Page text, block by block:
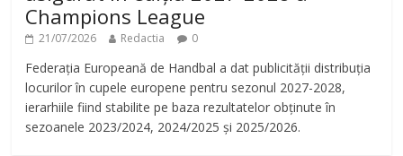
Champions League
21/07/2026 Redactia 0
Federația Europeană de Handbal a dat publicității distribuția
locurilor în cupele europene pentru sezonul 2027-2028,
ierarhiile fiind stabilite pe baza rezultatelor obținute în
sezoanele 2023/2024, 2024/2025 și 2025/2026.